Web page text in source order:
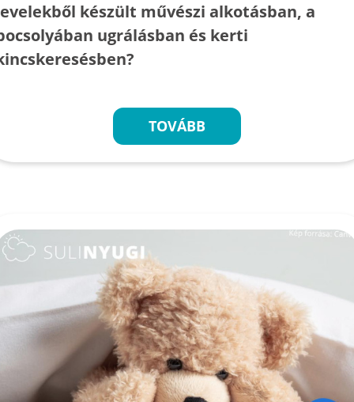
készült művészi alkotásban, a
ugrálásban és kerti
TOVÁBB